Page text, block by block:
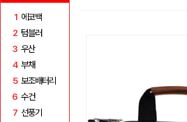
1 에코백
2 텀블러
3 우산
4 부채
5 보조배터리
6 수건
7 선풍기